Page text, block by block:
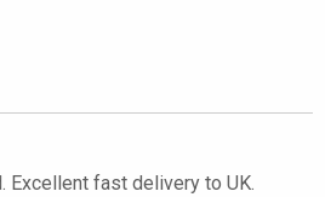
Excellent fast delivery to UK.